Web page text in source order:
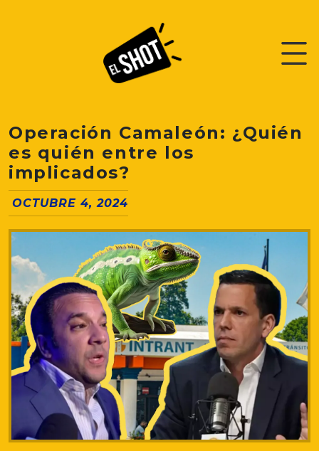
Operación Camaleón: ¿Quién
es quién entre los
implicados?
OCTUBRE 4, 2024